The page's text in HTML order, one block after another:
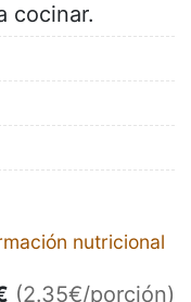
cocinar.
nutricional
(2.35€/porción)